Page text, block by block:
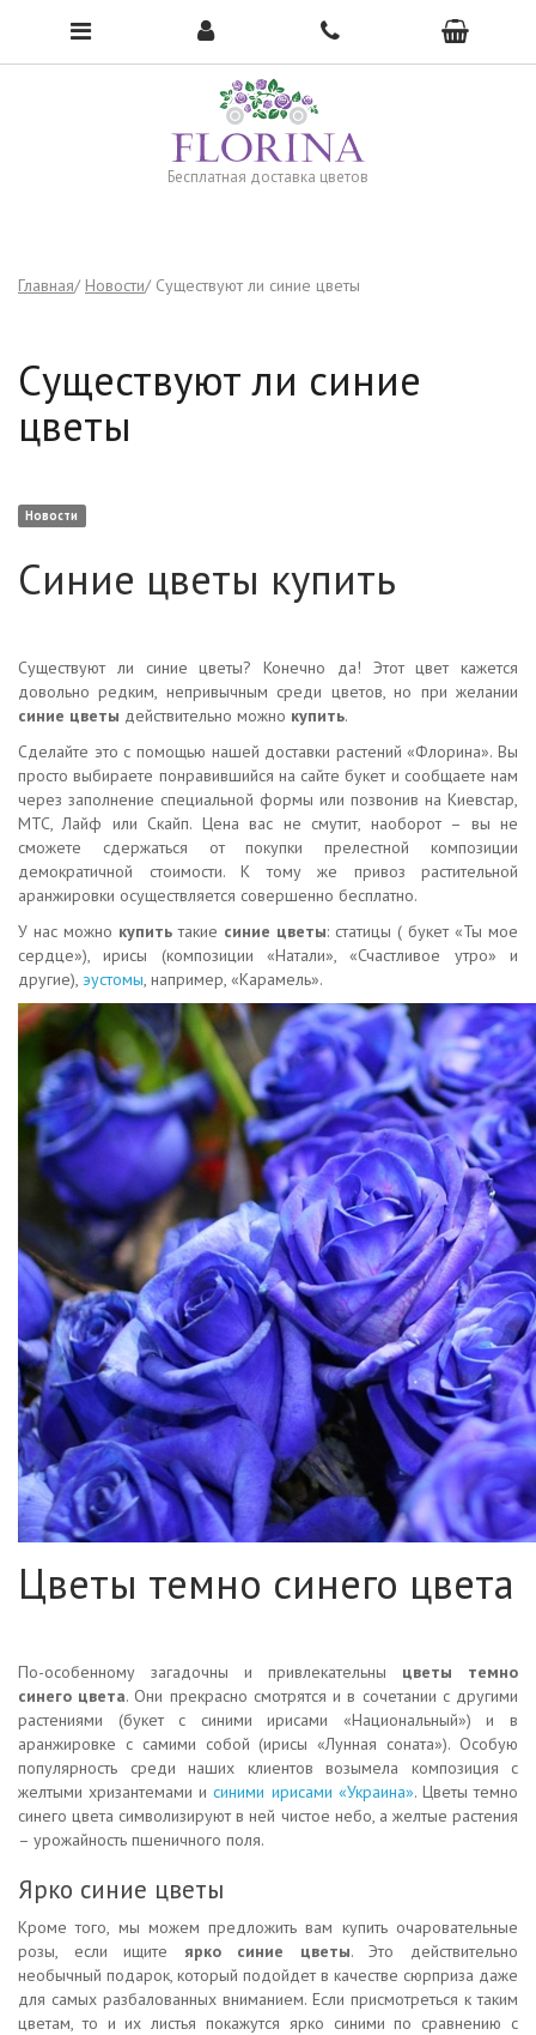
Бесплатная доставка цветов
Чтобы открыть меню, нажмите сюда →
Главная Новости Существуют ли синие цветы
Существуют ли синие
цветы
Новости
Синие цветы купить
Существуют ли синие цветы? Конечно да! Этот цвет кажется
довольно редким, непривычным среди цветов, но при желании
синие цветы действительно можно купить.
Сделайте это с помощью нашей доставки растений «Флорина». Вы
просто выбираете понравившийся на сайте букет и сообщаете нам
через заполнение специальной формы или позвонив на Киевстар,
МТС, Лайф или Скайп. Цена вас не смутит, наоборот – вы не
сможете сдержаться от покупки прелестной композиции
демократичной стоимости. К тому же привоз растительной
аранжировки осуществляется совершенно бесплатно.
У нас можно купить такие синие цветы: статицы ( букет «Ты мое
сердце»), ирисы (композиции «Натали», «Счастливое утро» и
другие), эустомы, например, «Карамель».
Цветы темно синего цвета
По-особенному загадочны и привлекательны цветы темно
синего цвета. Они прекрасно смотрятся и в сочетании с другими
растениями (букет с синими ирисами «Национальный») и в
аранжировке с самими собой (ирисы «Лунная соната»). Особую
популярность среди наших клиентов возымела композиция с
желтыми хризантемами исиними ирисами «Украина». Цветы темно
синего цвета символизируют в ней чистое небо, а желтые растения
– урожайность пшеничного поля.
Ярко синие цветы
Кроме того, мы можем предложить вам купить очаровательные
розы, если ищите ярко синие цветы. Это действительно
необычный подарок, который подойдет в качестве сюрприза даже
для самых разбалованных вниманием. Если присмотреться к таким
цветам, то и их листья покажутся ярко синими по сравнению с